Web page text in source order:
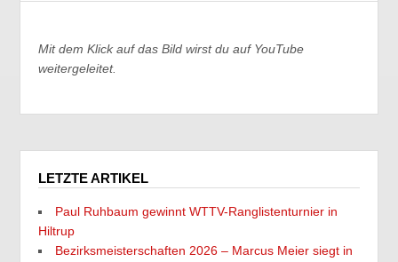
Mit dem Klick auf das Bild wirst du auf YouTube
weitergeleitet.
LETZTE ARTIKEL
Paul Ruhbaum gewinnt WTTV-Ranglistenturnier in
Hiltrup
Bezirksmeisterschaften 2026 – Marcus Meier siegt in